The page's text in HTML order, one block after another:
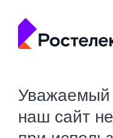
Уважаемый
наш сайт